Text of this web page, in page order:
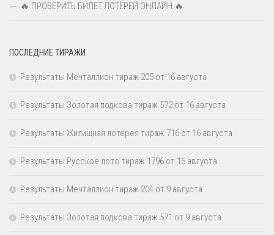
🔥 ПРОВЕРИТЬ БИЛЕТ ЛОТЕРЕЙ ОНЛАЙН 🔥
ПОСЛЕДНИЕ ТИРАЖИ
Результаты Мечталлион тираж 205 от 16 августа
Результаты Золотая подкова тираж 572 от 16 августа
Результаты Жилищная лотерея тираж 716 от 16 августа
Результаты Русское лото тираж 1796 от 16 августа
Результаты Мечталлион тираж 204 от 9 августа
Результаты Золотая подкова тираж 571 от 9 августа